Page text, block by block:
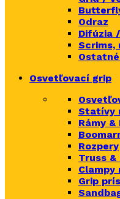
Odraz
Difúzia
Scrims,
Osvetľovací grip
Statívy
Rámy
Rozpery
Truss &
Clampy
Grip